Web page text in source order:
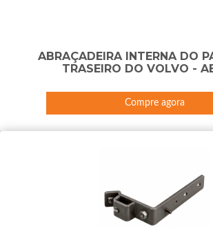
ABRAÇADEIRA INTERNA DO
TRASEIRO DO VOLVO -
Compre agora